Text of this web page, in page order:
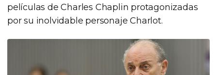
películas de Charles Chaplin protagonizadas
por su inolvidable personaje Charlot.